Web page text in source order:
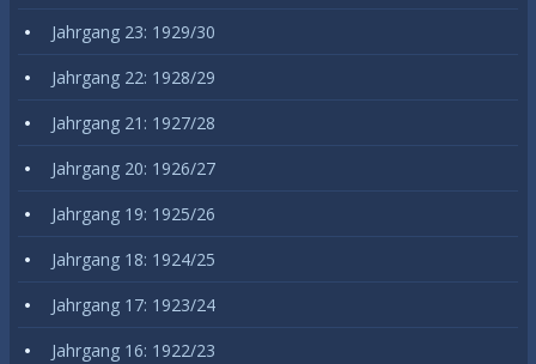
Jahrgang 23: 1929/30
Jahrgang 22: 1928/29
Jahrgang 21: 1927/28
Jahrgang 20: 1926/27
Jahrgang 19: 1925/26
Jahrgang 18: 1924/25
Jahrgang 17: 1923/24
Jahrgang 16: 1922/23